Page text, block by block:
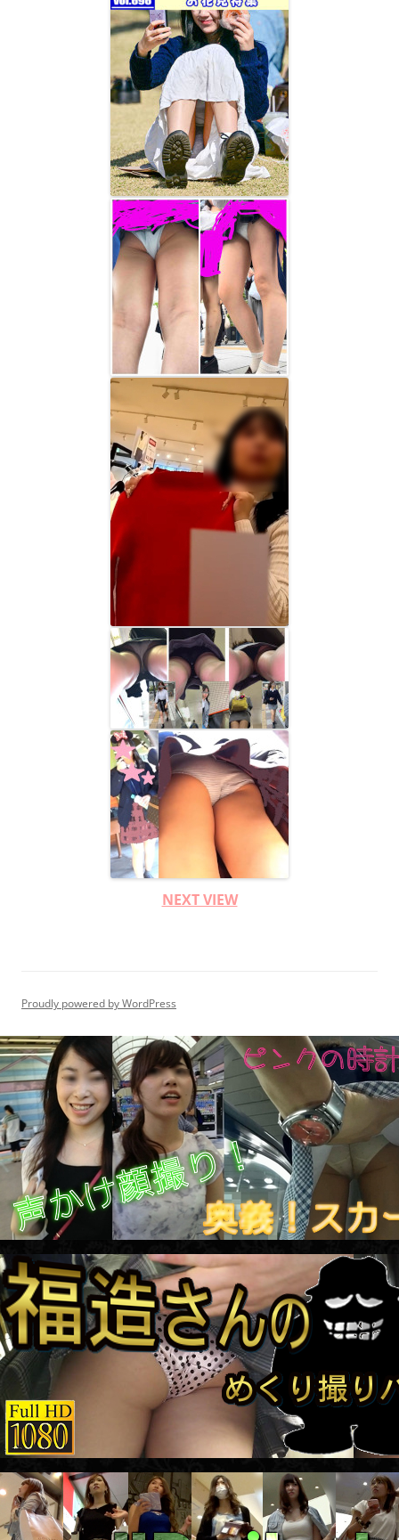
NEXT VIEW
Proudly powered by WordPress